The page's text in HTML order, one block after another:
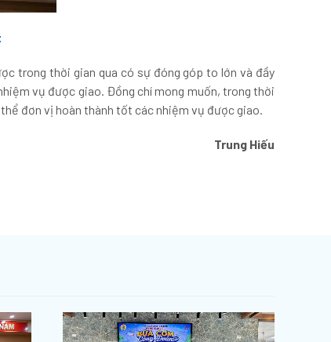
trong thời gian qua có sự đóng góp to lớn và đầy
vụ được giao. Đồng chí mong muốn, trong thời
đơn vị hoàn thành tốt các nhiệm vụ được giao.
Trung Hiếu